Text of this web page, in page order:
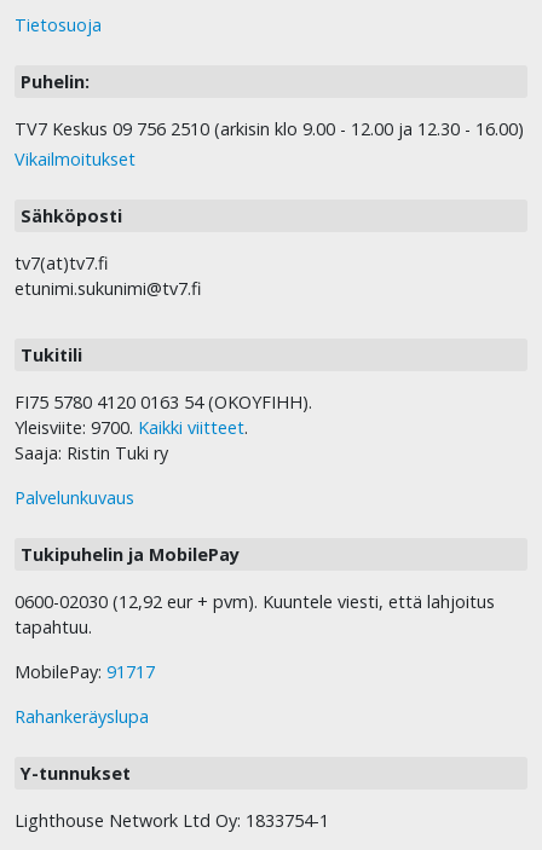
Tietosuoja
Puhelin:
TV7 Keskus 09 756 2510 (arkisin klo 9.00 - 12.00 ja 12.30 - 16.00)
Vikailmoitukset
Sähköposti
tv7(at)tv7.fi
etunimi.sukunimi@tv7.fi
Tukitili
FI75 5780 4120 0163 54 (OKOYFIHH).
Yleisviite: 9700. Kaikki viitteet.
Saaja: Ristin Tuki ry
Palvelunkuvaus
Tukipuhelin ja MobilePay
0600-02030 (12,92 eur + pvm). Kuuntele viesti, että lahjoitus
tapahtuu.
MobilePay: 91717
Rahankeräyslupa
Y-tunnukset
Lighthouse Network Ltd Oy: 1833754-1